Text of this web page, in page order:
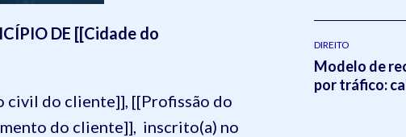
DE [[Cidade do
civil do cliente]], [[Profissão do
do cliente]], inscrito(a) no
DIREITO
Modelo de
por tráfico: